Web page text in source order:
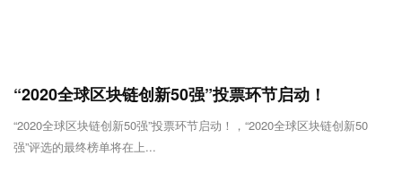
“2020全球区块链创新50强”投票环节启动！
“2020全球区块链创新50强”投票环节启动！，“2020全球区块链创新50
强”评选的最终榜单将在上...